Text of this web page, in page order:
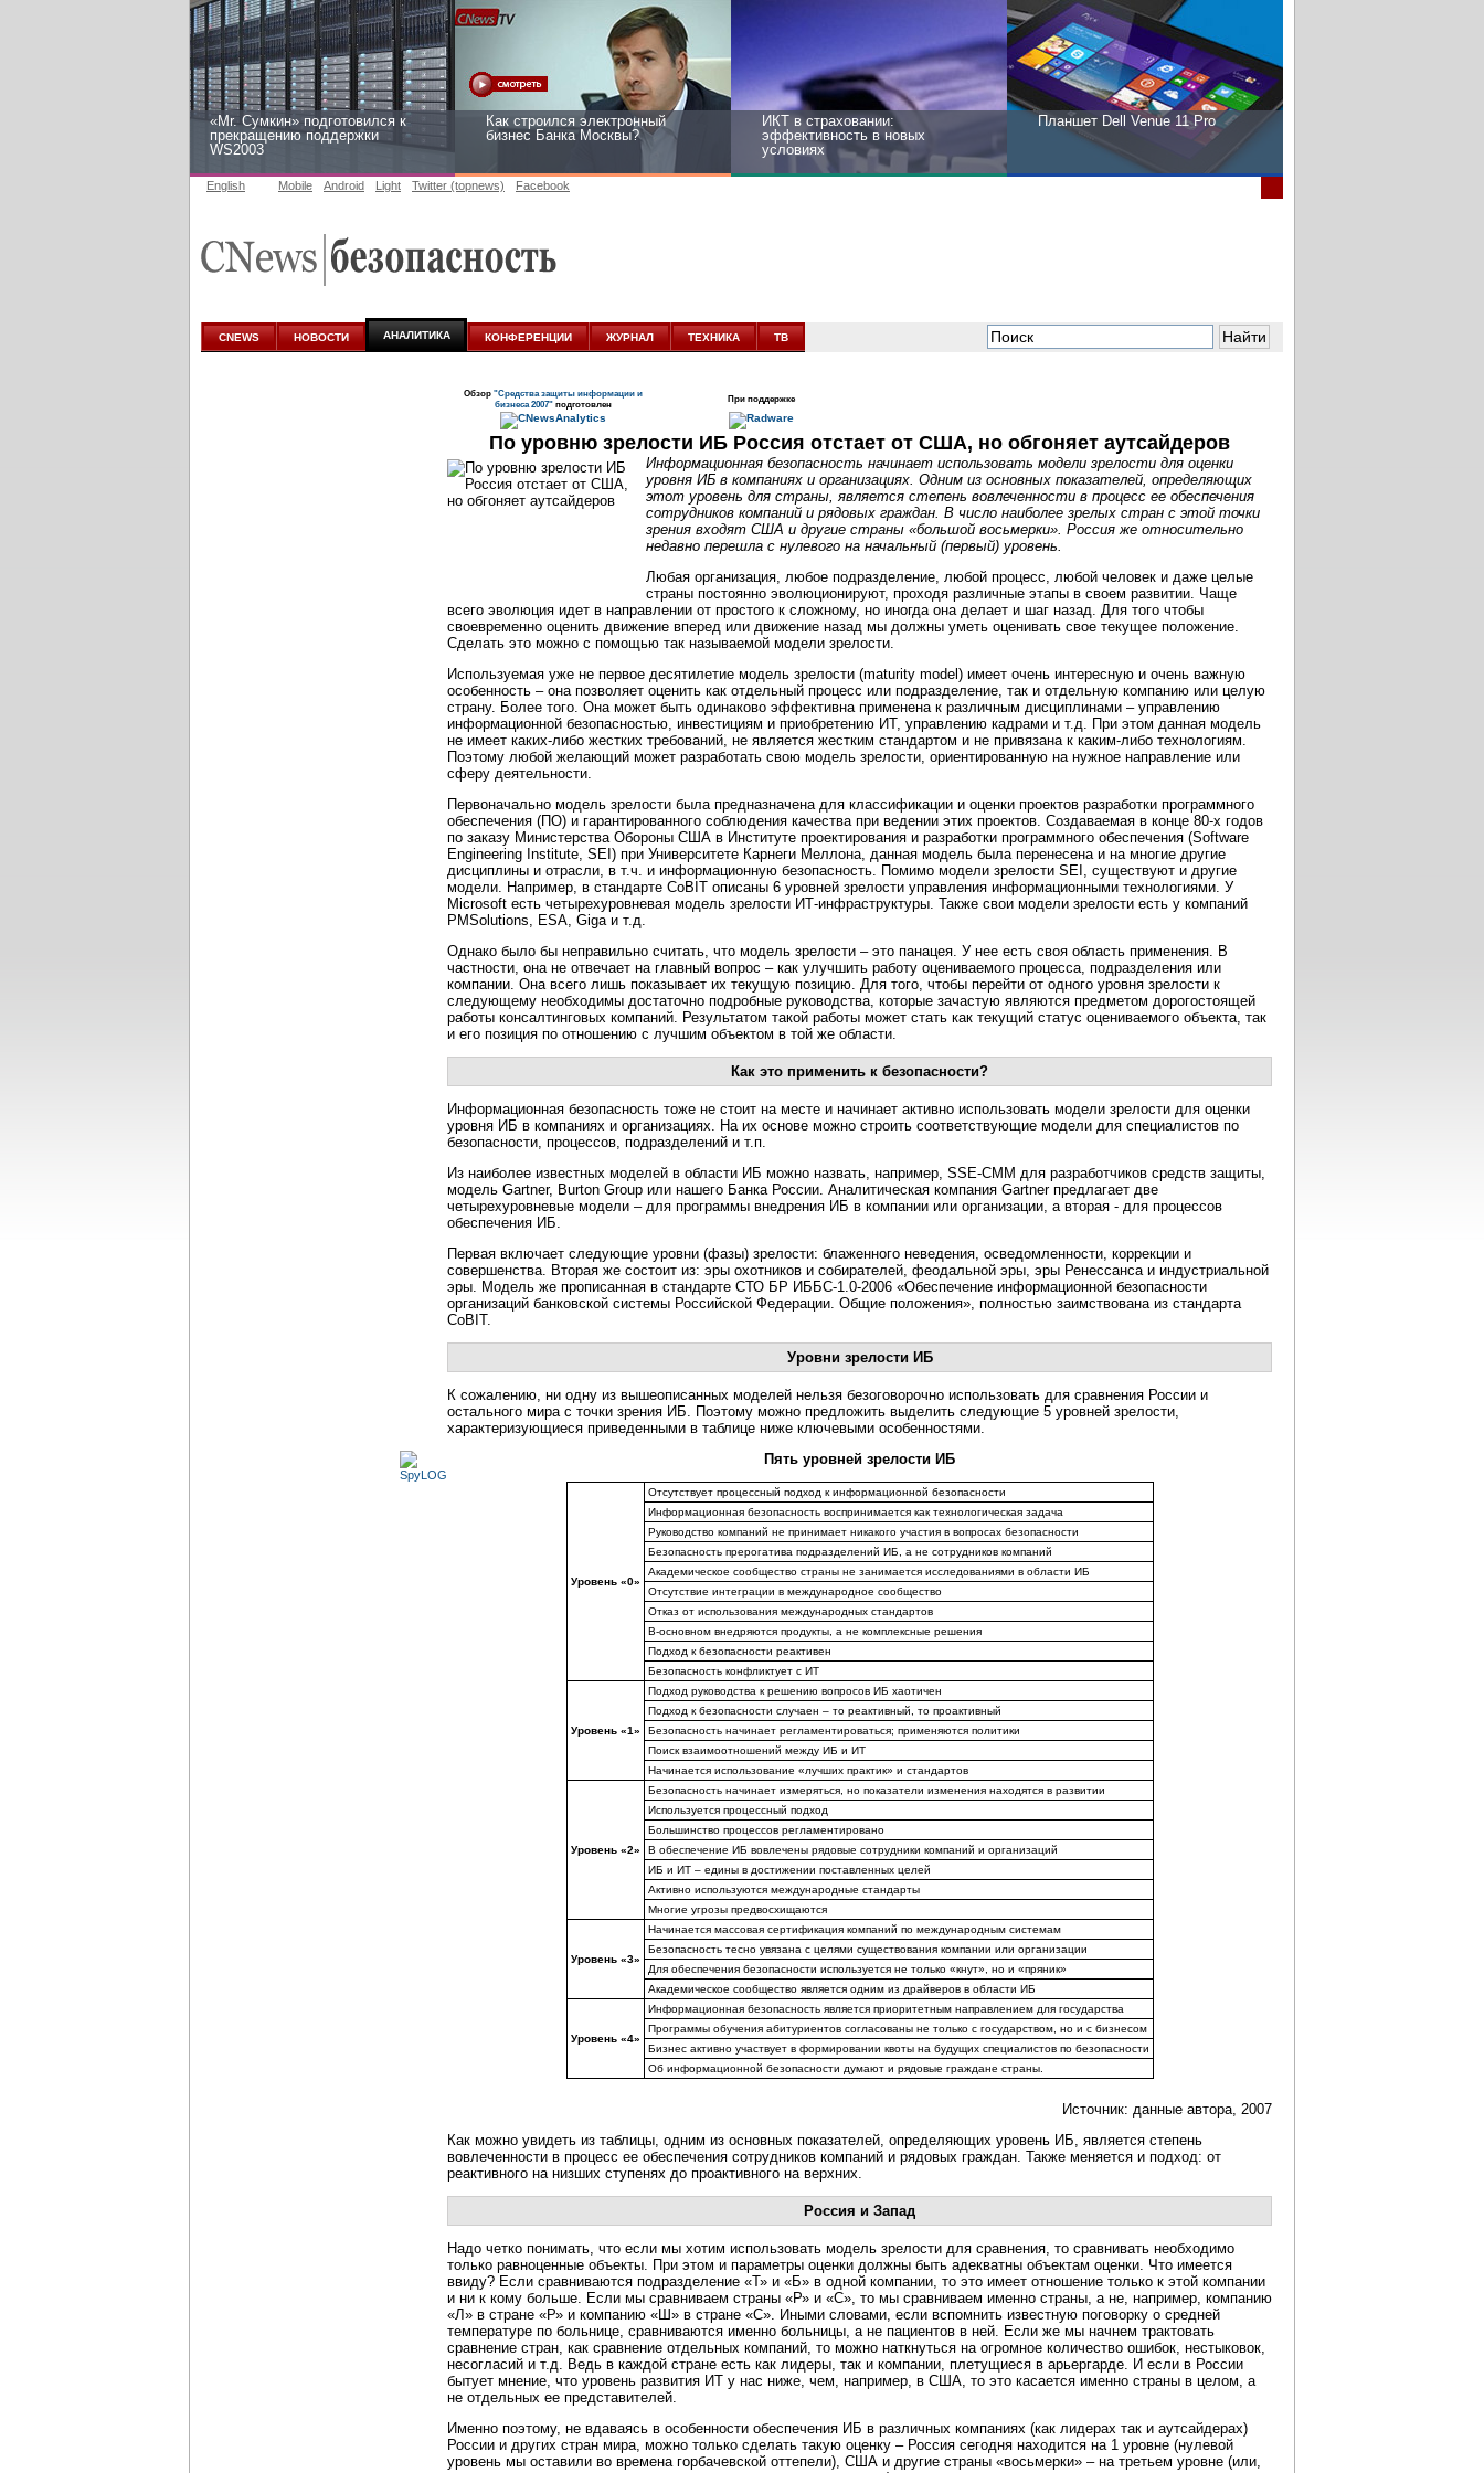
«Mr. Сумкин» подготовился к
прекращению поддержки
WS2003
Как строился электронный
бизнес Банка Москвы?
ИКТ в страховании:
эффективность в новых
условиях
Планшет Dell Venue 11 Pro
аналитике
развитие в новых условиях
English Mobile Android Light Twitter (topnews) Facebook
CNEWS НОВОСТИ АНАЛИТИКА КОНФЕРЕНЦИИ ЖУРНАЛ ТЕХНИКА ТВ
Обзор "Средства защиты информации и
бизнеса 2007"подготовлен При поддержке
По уровню зрелости ИБ Россия отстает от США, но обгоняет аутсайдеров
Информационная безопасность начинает использовать модели зрелости для оценки
уровня ИБ в компаниях и организациях. Одним из основных показателей, определяющих
этот уровень для страны, является степень вовлеченности в процесс ее обеспечения
сотрудников компаний и рядовых граждан. В число наиболее зрелых стран с этой точки
зрения входят США и другие страны «большой восьмерки». Россия же относительно
недавно перешла с нулевого на начальный (первый) уровень.
Любая организация, любое подразделение, любой процесс, любой человек и даже целые
страны постоянно эволюционируют, проходя различные этапы в своем развитии. Чаще
всего эволюция идет в направлении от простого к сложному, но иногда она делает и шаг назад. Для того чтобы
своевременно оценить движение вперед или движение назад мы должны уметь оценивать свое текущее положение.
Сделать это можно с помощью так называемой модели зрелости.
Используемая уже не первое десятилетие модель зрелости (maturity model) имеет очень интересную и очень важную
особенность – она позволяет оценить как отдельный процесс или подразделение, так и отдельную компанию или целую
страну. Более того. Она может быть одинаково эффективна применена к различным дисциплинами – управлению
информационной безопасностью, инвестициям и приобретению ИТ, управлению кадрами и т.д. При этом данная модель
не имеет каких-либо жестких требований, не является жестким стандартом и не привязана к каким-либо технологиям.
Поэтому любой желающий может разработать свою модель зрелости, ориентированную на нужное направление или
сферу деятельности.
Первоначально модель зрелости была предназначена для классификации и оценки проектов разработки программного
обеспечения (ПО) и гарантированного соблюдения качества при ведении этих проектов. Создаваемая в конце 80-х годов
по заказу Министерства Обороны США в Институте проектирования и разработки программного обеспечения (Software
Engineering Institute, SEI) при Университете Карнеги Меллона, данная модель была перенесена и на многие другие
дисциплины и отрасли, в т.ч. и информационную безопасность. Помимо модели зрелости SEI, существуют и другие
модели. Например, в стандарте CoBIT описаны 6 уровней зрелости управления информационными технологиями. У
Microsoft есть четырехуровневая модель зрелости ИТ-инфраструктуры. Также свои модели зрелости есть у компаний
PMSolutions, ESA, Giga и т.д.
Однако было бы неправильно считать, что модель зрелости – это панацея. У нее есть своя область применения. В
частности, она не отвечает на главный вопрос – как улучшить работу оцениваемого процесса, подразделения или
компании. Она всего лишь показывает их текущую позицию. Для того, чтобы перейти от одного уровня зрелости к
следующему необходимы достаточно подробные руководства, которые зачастую являются предметом дорогостоящей
работы консалтинговых компаний. Результатом такой работы может стать как текущий статус оцениваемого объекта, так
и его позиция по отношению с лучшим объектом в той же области.
Как это применить к безопасности?
Информационная безопасность тоже не стоит на месте и начинает активно использовать модели зрелости для оценки
уровня ИБ в компаниях и организациях. На их основе можно строить соответствующие модели для специалистов по
безопасности, процессов, подразделений и т.п.
Из наиболее известных моделей в области ИБ можно назвать, например, SSE-CMM для разработчиков средств защиты,
модель Gartner, Burton Group или нашего Банка России. Аналитическая компания Gartner предлагает две
четырехуровневые модели – для программы внедрения ИБ в компании или организации, а вторая - для процессов
обеспечения ИБ.
Первая включает следующие уровни (фазы) зрелости: блаженного неведения, осведомленности, коррекции и
совершенства. Вторая же состоит из: эры охотников и собирателей, феодальной эры, эры Ренессанса и индустриальной
эры. Модель же прописанная в стандарте СТО БР ИББС-1.0-2006 «Обеспечение информационной безопасности
организаций банковской системы Российской Федерации. Общие положения», полностью заимствована из стандарта
CoBIT.
Уровни зрелости ИБ
К сожалению, ни одну из вышеописанных моделей нельзя безоговорочно использовать для сравнения России и
остального мира с точки зрения ИБ. Поэтому можно предложить выделить следующие 5 уровней зрелости,
характеризующиеся приведенными в таблице ниже ключевыми особенностями.
Пять уровней зрелости ИБ
Уровень «0»
Отсутствует процессный подход к информационной безопасности
Информационная безопасность воспринимается как технологическая задача
Руководство компаний не принимает никакого участия в вопросах безопасности
Безопасность прерогатива подразделений ИБ, а не сотрудников компаний
Академическое сообщество страны не занимается исследованиями в области ИБ
Отсутствие интеграции в международное сообщество
Отказ от использования международных стандартов
В-основном внедряются продукты, а не комплексные решения
Подход к безопасности реактивен
Безопасность конфликтует с ИТ
Уровень «1»
Подход руководства к решению вопросов ИБ хаотичен
Подход к безопасности случаен – то реактивный, то проактивный
Безопасность начинает регламентироваться; применяются политики
Поиск взаимоотношений между ИБ и ИТ
Начинается использование «лучших практик» и стандартов
Уровень «2»
Безопасность начинает измеряться, но показатели изменения находятся в развитии
Используется процессный подход
Большинство процессов регламентировано
В обеспечение ИБ вовлечены рядовые сотрудники компаний и организаций
ИБ и ИТ – едины в достижении поставленных целей
Активно используются международные стандарты
Многие угрозы предвосхищаются
Уровень «3»
Начинается массовая сертификация компаний по международным системам
Безопасность тесно увязана с целями существования компании или организации
Для обеспечения безопасности используется не только «кнут», но и «пряник»
Академическое сообщество является одним из драйверов в области ИБ
Уровень «4»
Информационная безопасность является приоритетным направлением для государства
Программы обучения абитуриентов согласованы не только с государством, но и с бизнесом
Бизнес активно участвует в формировании квоты на будущих специалистов по безопасности
Об информационной безопасности думают и рядовые граждане страны.
Источник: данные автора, 2007
Как можно увидеть из таблицы, одним из основных показателей, определяющих уровень ИБ, является степень
вовлеченности в процесс ее обеспечения сотрудников компаний и рядовых граждан. Также меняется и подход: от
реактивного на низших ступенях до проактивного на верхних.
Россия и Запад
Надо четко понимать, что если мы хотим использовать модель зрелости для сравнения, то сравнивать необходимо
только равноценные объекты. При этом и параметры оценки должны быть адекватны объектам оценки. Что имеется
ввиду? Если сравниваются подразделение «Т» и «Б» в одной компании, то это имеет отношение только к этой компании
и ни к кому больше. Если мы сравниваем страны «Р» и «С», то мы сравниваем именно страны, а не, например, компанию
«Л» в стране «Р» и компанию «Ш» в стране «С». Иными словами, если вспомнить известную поговорку о средней
температуре по больнице, сравниваются именно больницы, а не пациентов в ней. Если же мы начнем трактовать
сравнение стран, как сравнение отдельных компаний, то можно наткнуться на огромное количество ошибок, нестыковок,
несогласий и т.д. Ведь в каждой стране есть как лидеры, так и компании, плетущиеся в арьергарде. И если в России
бытует мнение, что уровень развития ИТ у нас ниже, чем, например, в США, то это касается именно страны в целом, а
не отдельных ее представителей.
Именно поэтому, не вдаваясь в особенности обеспечения ИБ в различных компаниях (как лидерах так и аутсайдерах)
России и других стран мира, можно только сделать такую оценку – Россия сегодня находится на 1 уровне (нулевой
уровень мы оставили во времена горбачевской оттепели), США и другие страны «восьмерки» – на третьем уровне (или,